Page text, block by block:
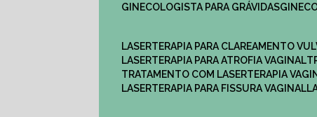
GINECOLOGISTA PARA GRÁVIDAS
LASERTERAPIA PARA CLAREAMENTO
LASERTERAPIA PARA ATROFIA VAGINAL
TRATAMENTO COM LASERTERAPIA​
LASERTERAPIA PARA FISSURA VAGINAL​